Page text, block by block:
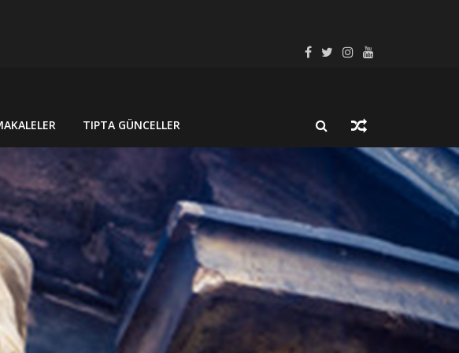
KONULMUŞ BİR NÖROSİSTİSERKOZ OLGUSU
TIPTA GÜNCELLER